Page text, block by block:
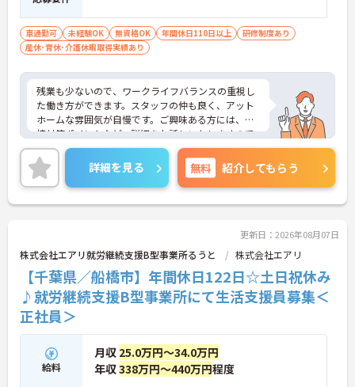
車通勤可 未経験OK 無資格OK 年間休日110日以上
研修制度あり
産休･育休･介護休暇取得実績あり
残業も少ないので、ワークライフバランスの重視し
た働き方ができます。スタッフの仲も良く、アット
ホームな雰囲気が自慢です。ご興味ある方には、面
接対策ポイントなど、詳細をお話しいたしますので
お気軽にご相談ください。
詳細を見る 無料 紹介してもらう
更新日：2026年08月07日
株式会社エアリ就労継続支援B型事業所るうと 株式会社エアリ
【千葉県／船橋市】年間休日122日☆土日祝休み
♪就労継続支援B型事業所にて生活支援員募集＜
正社員＞
給料
月収 25.0万円～34.0万円
年収338万円～440万円程度